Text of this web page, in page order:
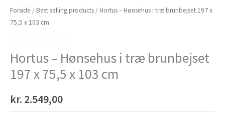
Forside / Best selling products/ Hortus – Hønsehus i træ brunbejset 197 x
75,5 x 103 cm
Hortus – Hønsehus i træ brunbejset
197 x 75,5 x 103 cm
kr. 2.549,00